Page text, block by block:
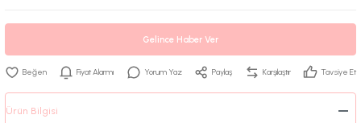
Gelince Haber Ver
Fiyat Alarmı Yorum Yaz Paylaş Karşılaştır Tavsiye Et
Ürün Bilgisi